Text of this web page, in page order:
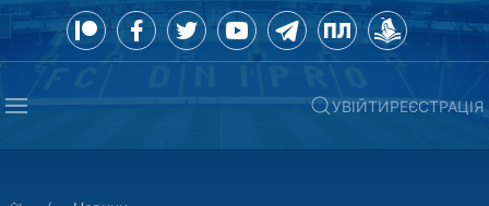
УВІЙТИРЕЄСТРАЦІЯ